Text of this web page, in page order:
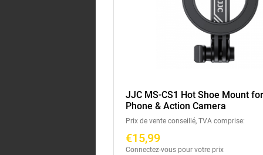
JJC MS-CS1 Hot Shoe Mount
Phone & Action Camera
Prix de vente conseillé, TVA comprise:
€15,99
Connectez-vous pour votre prix